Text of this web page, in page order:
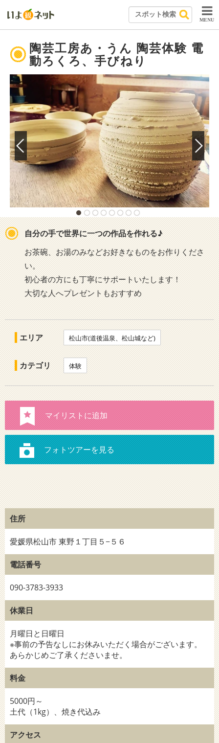
MENU
陶芸工房あ・うん 陶芸体験 電
動ろくろ、手びねり
自分の手で世界に一つの作品を作れる♪
お茶碗、お湯のみなどお好きなものをお作りくださ
い。
初心者の方にも丁寧にサポートいたします！
大切な人へプレゼントもおすすめ
エリア 松山市(道後温泉、松山城など)
カテゴリ 体験
住所
愛媛県松山市 東野１丁目５−５６
電話番号
090-3783-3933
休業日
月曜日と日曜日
※事前の予告なしにお休みいただく場合がございます。
あらかじめご了承くださいませ。
料金
5000円～
土代（1kg）、焼き代込み
アクセス